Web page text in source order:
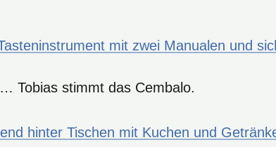
Tobias stimmt das Cembalo.